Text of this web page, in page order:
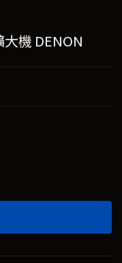
機 DENON